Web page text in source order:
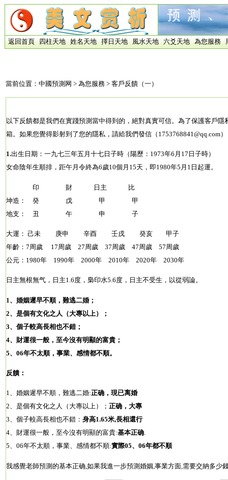
返回首頁 四柱天地 姓名天地 擇日天地 風水天地 六爻天地 為您服務
當前位置： 中國預測网 > 為您服務 > 客戶反饋（一）
以下反饋都是我們在實踐預測當中得到的，絕對真實可信。為了保護客戶
箱。如果您覺得影射到了您的隱私，請給我們發信（1753768841@qq.com
1.出生日期：一九七三年五月十七日子時（陽歷：1973年6月17日子時）
女命陰年生順排，距午月令終為6歲10個月15天，即1980年5月1日起運。
印 財 日主 比
坤造： 癸 戊 甲 甲
地支： 丑 午 申 子
大運： 己未 庚申 辛酉 壬戌 癸亥 甲子
年齡：7周歲 17周歲 27周歲 37周歲 47周歲 57周歲
公元：1980年 1990年 2000年 2010年 2020年 2030年
日主無根無气，日主1.6度，梟印水5.6度，日主不受生，以從弱論。
1、婚姻遲早不順，難逃二婚；
2、是個有文化之人（大專以上）；
3、個子較高長相也不錯；
4、財運很一般，至今沒有明顯的富貴；
5、06年不太順，事業、感情都不順。
反饋：
1、婚姻遲早不順，難逃二婚:正确，現已离婚
2、是個有文化之人（大專以上）； 正确，大專
3、個子較高長相也不錯： 身高1.65米,長相還行
4、財運很一般，至今沒有明顯的富貴:基本正确.
5、06年不太順，事業、感情都不順:實際05、06年都不順
我感覺老師預測的基本正确,如果我進一步預測婚姻,事業方面,需要交納多少